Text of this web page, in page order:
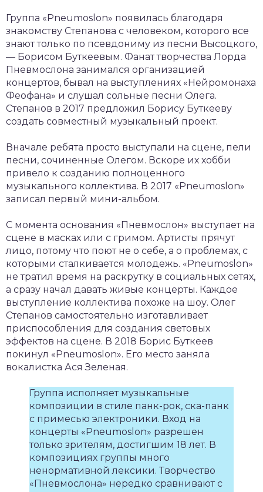
Группа «Pneumoslon» появилась благодаря
знакомству Степанова с человеком, которого все
знают только по псевдониму из песни Высоцкого,
— Борисом Буткеевым. Фанат творчества Лорда
Пневмослона занимался организацией
концертов, бывал на выступлениях «Нейромонаха
Феофана» и слушал сольные песни Олега.
Степанов в 2017 предложил Борису Буткееву
создать совместный музыкальный проект.
Вначале ребята просто выступали на сцене, пели
песни, сочиненные Олегом. Вскоре их хобби
привело к созданию полноценного
музыкального коллектива. В 2017 «Pneumoslon»
записал первый мини-альбом.
С момента основания «Пневмослон» выступает на
сцене в масках или с гримом. Артисты прячут
лицо, потому что поют не о себе, а о проблемах, с
которыми сталкивается молодежь. «Pneumoslon»
не тратил время на раскрутку в социальных сетях,
а сразу начал давать живые концерты. Каждое
выступление коллектива похоже на шоу. Олег
Степанов самостоятельно изготавливает
приспособления для создания световых
эффектов на сцене. В 2018 Борис Буткеев
покинул «Pneumoslon». Его место заняла
вокалистка Ася Зеленая.
Группа исполняет музыкальные
композиции в стиле панк-рок, ска-панк
с примесью электроники. Вход на
концерты «Pneumoslon» разрешен
только зрителям, достигшим 18 лет. В
композициях группы много
ненормативной лексики. Творчество
«Пневмослона» нередко сравнивают с